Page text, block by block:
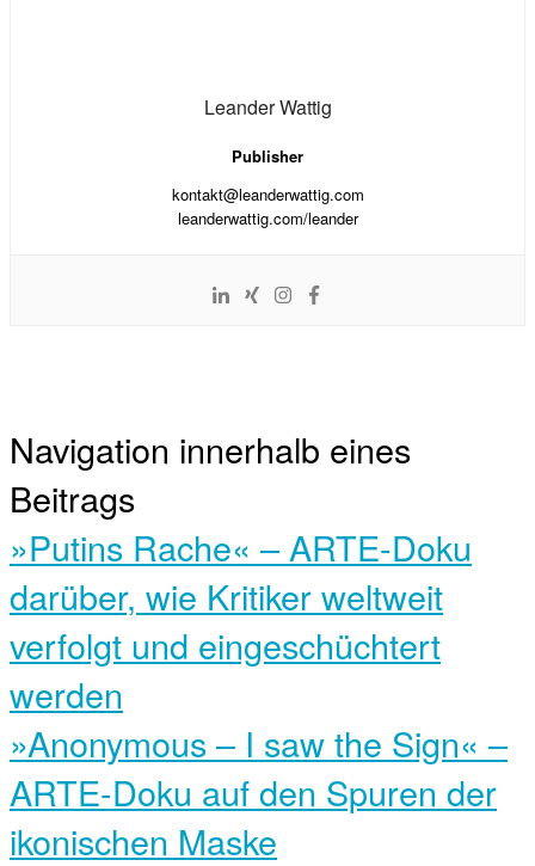
Leander Wattig
Publisher
kontakt@leanderwattig.com
leanderwattig.com/leander
Navigation innerhalb eines
Beitrags
»Putins Rache« – ARTE-Doku
darüber, wie Kritiker weltweit
verfolgt und eingeschüchtert
werden
»Anonymous – I saw the Sign« –
ARTE-Doku auf den Spuren der
ikonischen Maske